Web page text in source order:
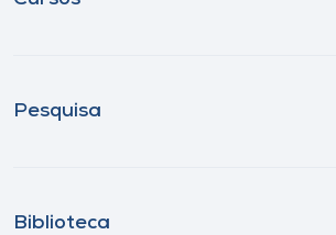
Pesquisa
Biblioteca